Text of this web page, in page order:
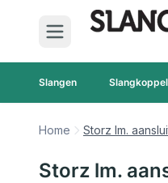
Ga naar de inhoud
Slangen
Home Storz lm.
Storz lm.